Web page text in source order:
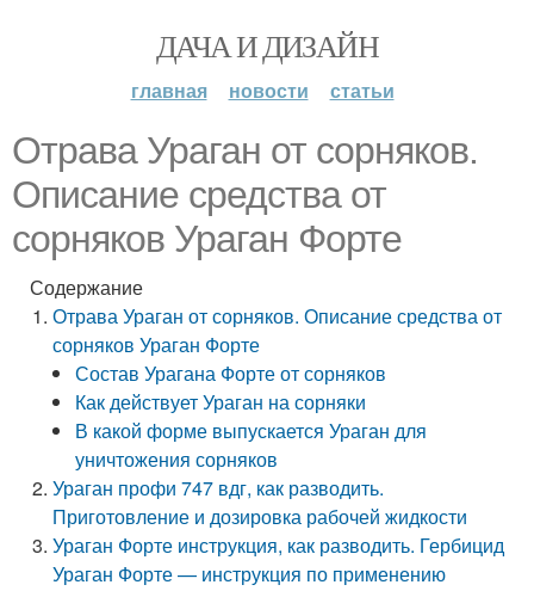
ДАЧА И ДИЗАЙН
главная новости статьи
Отрава Ураган от сорняков.
Описание средства от
сорняков Ураган Форте
Содержание
Отрава Ураган от сорняков. Описание средства от
сорняков Ураган Форте
Состав Урагана Форте от сорняков
Как действует Ураган на сорняки
В какой форме выпускается Ураган для
уничтожения сорняков
Ураган профи 747 вдг, как разводить.
Приготовление и дозировка рабочей жидкости
Ураган Форте инструкция, как разводить. Гербицид
Ураган Форте — инструкция по применению